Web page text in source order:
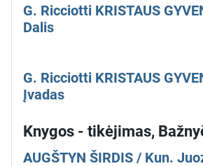
G. Ricciotti KRISTAUS
Dalis
G. Ricciotti KRISTAUS
Įvadas
Knygos - tikėjimas,
AUGŠTYN ŠIRDIS / Kun.